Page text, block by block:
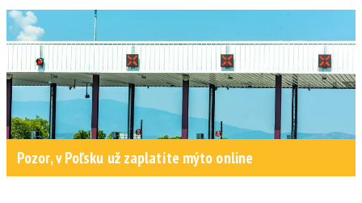
Pozor, v Poľsku už zaplatíte mýto online